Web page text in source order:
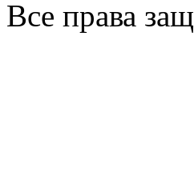
Все права